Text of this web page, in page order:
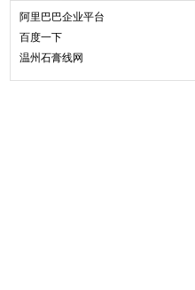
阿里巴巴企业平台
百度一下
温州石膏线网